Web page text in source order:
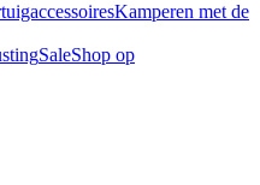
Kamperen met de
SaleShop op